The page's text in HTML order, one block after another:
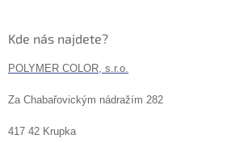
Kde nás najdete?
POLYMER COLOR, s.r.o.
Za Chabařovickým nádražím 282
417 42 Krupka